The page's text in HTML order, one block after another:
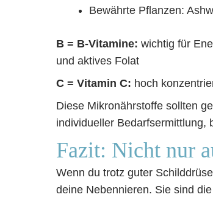
Bewährte Pflanzen:
B = B-Vitamine: wichtig für
und aktives Folat
C = Vitamin C: hoch
Diese Mikronährstoffe sollten
individueller Bedarfsermittlung,
Fazit: Nicht nur
Wenn du trotz guter
deine Nebennieren. Sie sind